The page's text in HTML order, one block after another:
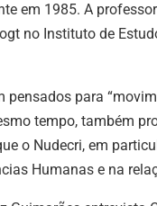
em 1985. A
no Instituto de
pensados para
tempo, também
o Nudecri, em
Humanas e na